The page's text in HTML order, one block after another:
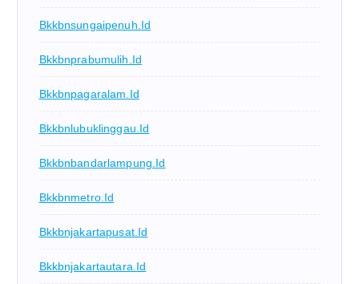
Bkkbnsungaipenuh.id
Bkkbnprabumulih.id
Bkkbnpagaralam.id
Bkkbnlubuklinggau.id
Bkkbnbandarlampung.id
Bkkbnmetro.id
Bkkbnjakartapusat.id
Bkkbnjakartautara.id